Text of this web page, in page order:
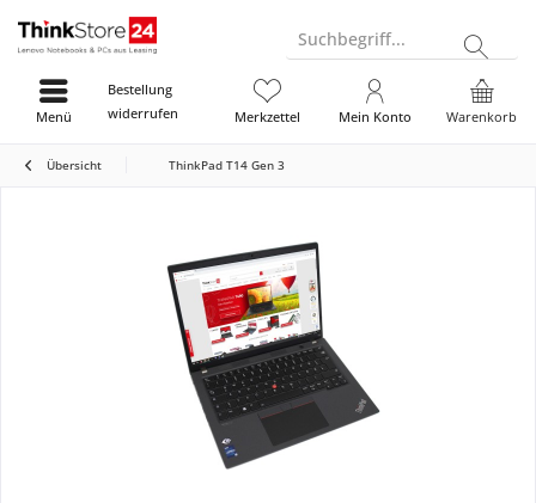
Suchbegriff...
Bestellung
widerrufen
Warenkorb
Merkzettel Mein Konto
Menü
Übersicht ThinkPad T14 Gen 3